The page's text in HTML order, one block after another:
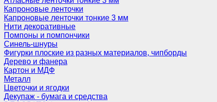
Капроновые ленточки
Капроновые ленточки тонкие 3 мм
Нити декоративные
Помпоны и помпончики
Синель-шнуры
Фигурки плоские из разных материалов, чипборды
Дерево и фанера
Картон и МДФ
Металл
Цветочки и ягодки
Декупаж - бумага и средства